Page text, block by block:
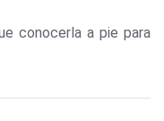
conocerla a pie para